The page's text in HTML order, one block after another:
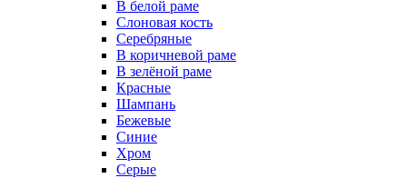
В белой раме
Слоновая кость
Серебряные
В коричневой раме
В зелёной раме
Красные
Шампань
Бежевые
Синие
Хром
Серые